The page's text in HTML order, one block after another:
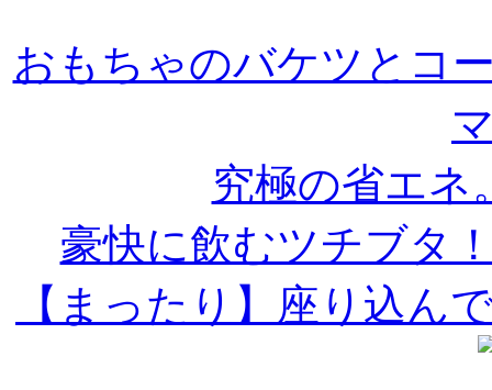
おもちゃのバケツとコ
究極の省エネ
豪快に飲むツチブタ
【まったり】座り込ん